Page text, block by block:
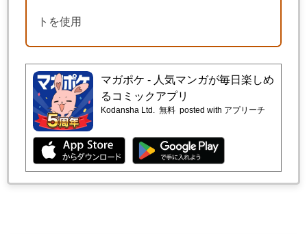
トを使用
マガポケ - 人気マンガが毎日楽しめ
るコミックアプリ
Kodansha Ltd. 無料 posted with アプリーチ